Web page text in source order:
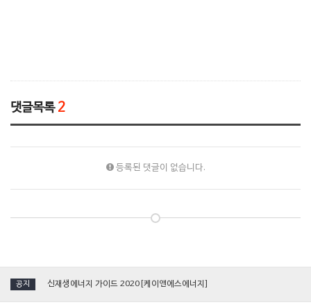
댓글목록 2
등록된 댓글이 없습니다.
공지 신재생에너지 가이드 2020[케이앤에스에너지]